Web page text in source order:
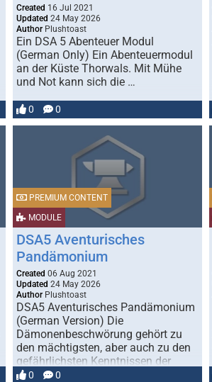
Created 16 Jul 2021
Updated 24 May 2026
AuthorPlushtoast
Ein DSA 5 Abenteuer Modul
(German Only) Ein Abenteuermodul
an der Küste Thorwals. Mit Mühe
und Not kann sich die …
0 0
MODULE
PREMIUM CONTENT
DSA5 Aventurisches
Pandämonium
Created 06 Aug 2021
Updated 24 May 2026
AuthorPlushtoast
DSA5 Aventurisches Pandämonium
(German Version) Die
Dämonenbeschwörung gehört zu
den mächtigsten, aber auch zu den
gefährlichsten Kenntnissen der
schwarzen Magie. …
0 0